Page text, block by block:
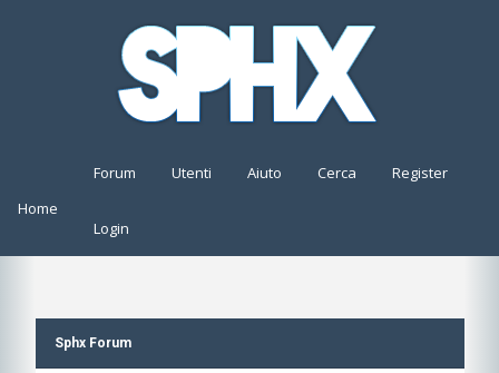
Home
Forum Utenti Aiuto Cerca Register
Login
Sphx Forum